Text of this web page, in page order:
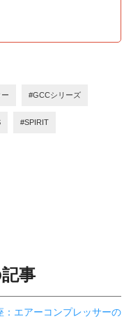
#GCCシリーズ
#SPIRIT
事
：エアーコンプレッサーの